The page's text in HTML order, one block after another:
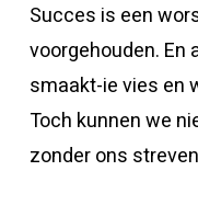
Succes is een
voorgehouden. En
smaakt-ie vies en
Toch kunnen we
zonder ons